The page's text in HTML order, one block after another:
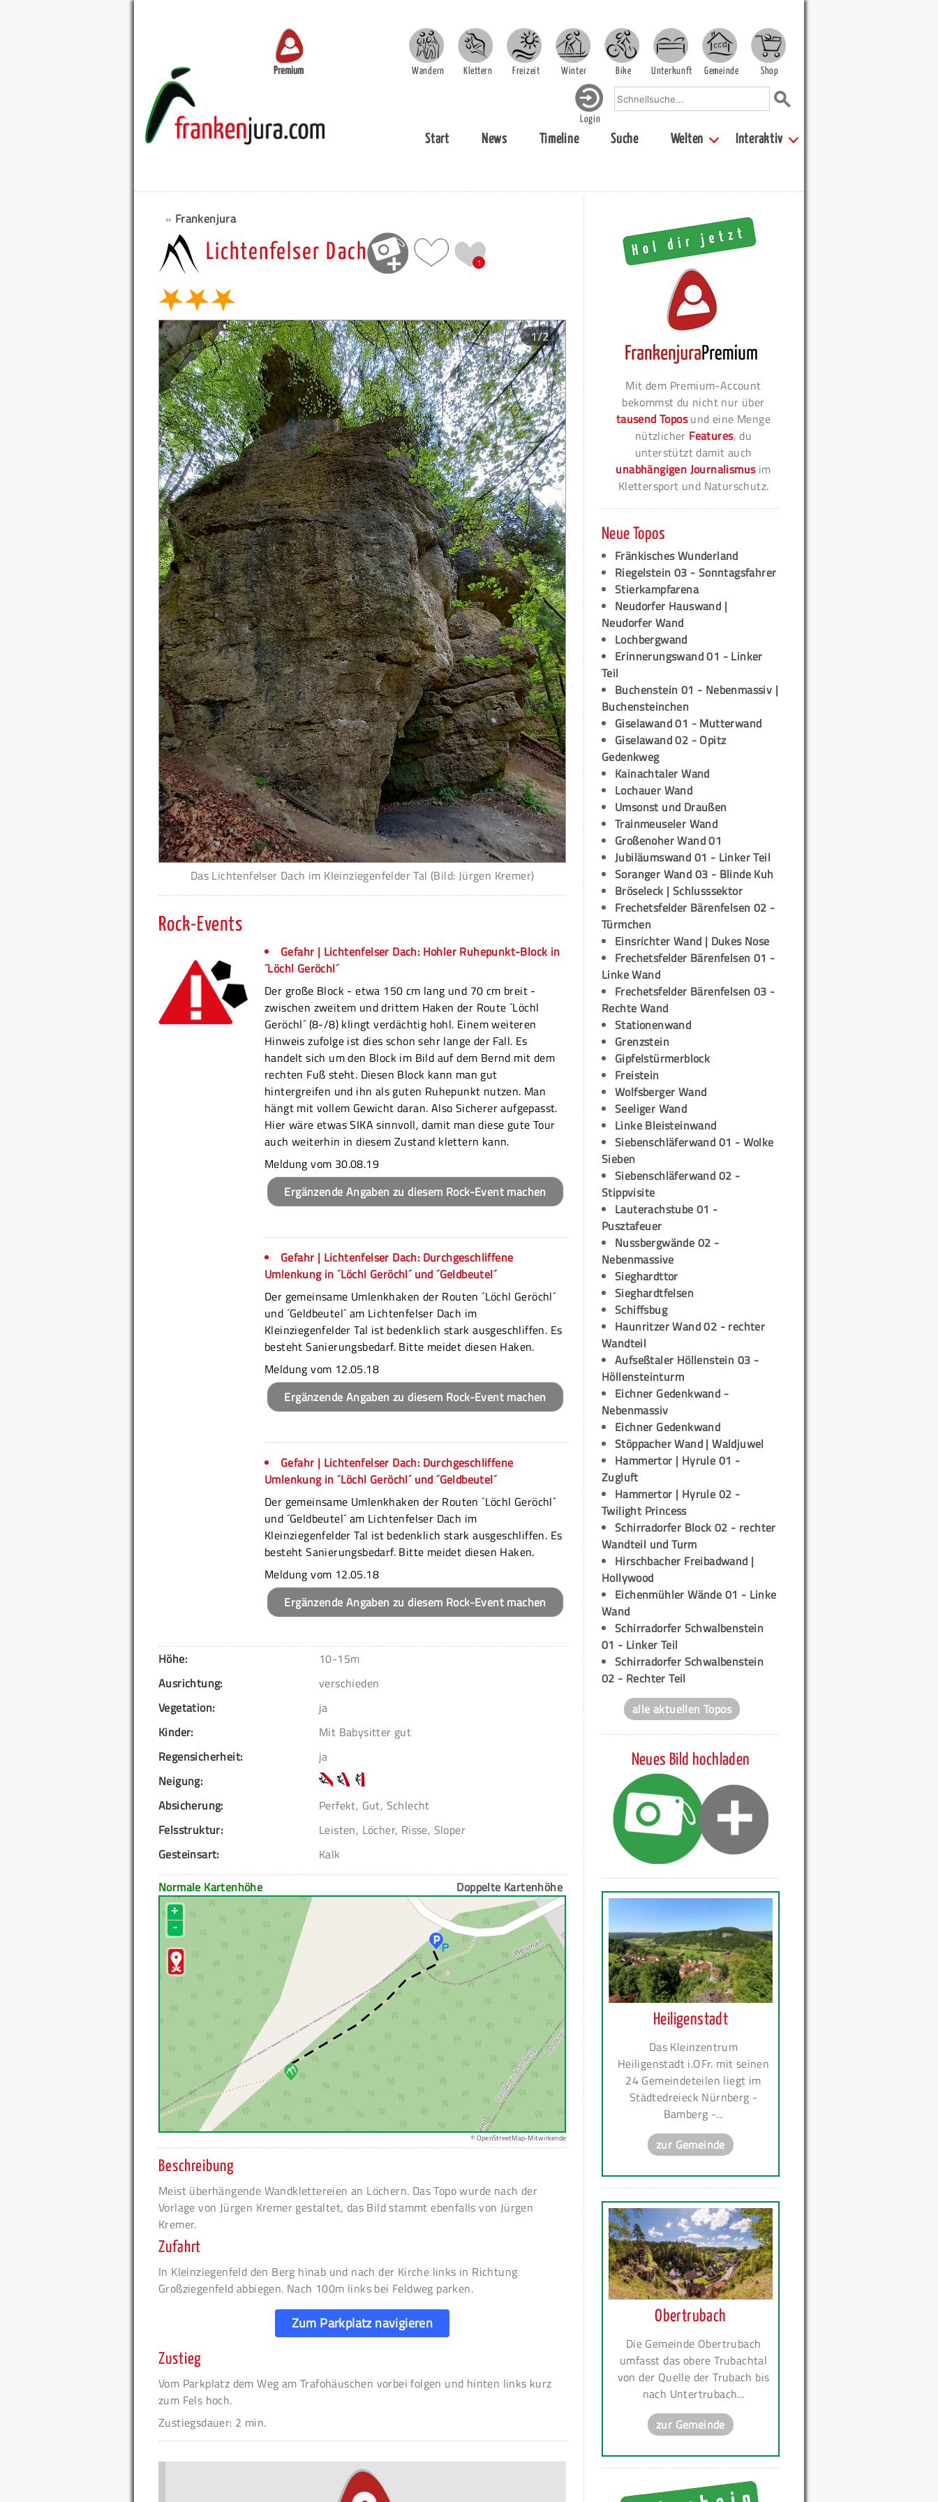
Premium Wandern Klettern Freizeit Winter Bike Unterkunft Gemeinde Shop
Login
Start News Timeline Suche Welten Interaktiv
» Frankenjura
Lichtenfelser Dach 1
1/2
Das Lichtenfelser Dach im Kleinziegenfelder Tal (Bild: Jürgen Kremer)
Rock-Events
Gefahr | Lichtenfelser Dach: Hohler Ruhepunkt-Block in
´Löchl Geröchl´
Der große Block - etwa 150 cm lang und 70 cm breit -
zwischen zweitem und drittem Haken der Route ´Löchl
Geröchl´ (8-/8) klingt verdächtig hohl. Einem weiteren
Hinweis zufolge ist dies schon sehr lange der Fall. Es
handelt sich um den Block im Bild auf dem Bernd mit dem
rechten Fuß steht. Diesen Block kann man gut
hintergreifen und ihn als guten Ruhepunkt nutzen. Man
hängt mit vollem Gewicht daran. Also Sicherer aufgepasst.
Hier wäre etwas SIKA sinnvoll, damit man diese gute Tour
auch weiterhin in diesem Zustand klettern kann.
Meldung vom 30.08.19
Ergänzende Angaben zu diesem Rock-Event machen
Gefahr | Lichtenfelser Dach: Durchgeschliffene
Umlenkung in ´Löchl Geröchl´ und ´Geldbeutel´
Der gemeinsame Umlenkhaken der Routen ´Löchl Geröchl´
und ´Geldbeutel´ am Lichtenfelser Dach im
Kleinziegenfelder Tal ist bedenklich stark ausgeschliffen. Es
besteht Sanierungsbedarf. Bitte meidet diesen Haken.
Meldung vom 12.05.18
Ergänzende Angaben zu diesem Rock-Event machen
Gefahr | Lichtenfelser Dach: Durchgeschliffene
Umlenkung in ´Löchl Geröchl´ und ´Geldbeutel´
Der gemeinsame Umlenkhaken der Routen ´Löchl Geröchl´
und ´Geldbeutel´ am Lichtenfelser Dach im
Kleinziegenfelder Tal ist bedenklich stark ausgeschliffen. Es
besteht Sanierungsbedarf. Bitte meidet diesen Haken.
Meldung vom 12.05.18
Ergänzende Angaben zu diesem Rock-Event machen
Höhe:
10-15m
Ausrichtung:
verschieden
Vegetation:
ja
Kinder:
Mit Babysitter gut
Regensicherheit:
ja
Neigung:
Absicherung:
Perfekt, Gut, Schlecht
Felsstruktur:
Leisten, Löcher, Risse, Sloper
Gesteinsart:
Kalk
Normale Kartenhöhe
Doppelte Kartenhöhe
+
-
© OpenStreetMap-Mitwirkende
Beschreibung
Meist überhängende Wandklettereien an Löchern. Das Topo wurde nach der
Vorlage von Jürgen Kremer gestaltet, das Bild stammt ebenfalls von Jürgen
Kremer.
Zufahrt
In Kleinziegenfeld den Berg hinab und nach der Kirche links in Richtung
Großziegenfeld abbiegen. Nach 100m links bei Feldweg parken.
Zum Parkplatz navigieren
Zustieg
Vom Parkplatz dem Weg am Trafohäuschen vorbei folgen und hinten links kurz
zum Fels hoch.
Zustiegsdauer: 2 min.
Mit dem Premium-Account
bekommst du nicht nur über
tausend Toposund eine Menge
nützlicher Features, du
unterstützt damit auch
unabhängigen Journalismusim
Klettersport und Naturschutz.
Neue Topos
Fränkisches Wunderland
Riegelstein 03 - Sonntagsfahrer
Stierkampfarena
Neudorfer Hauswand |
Neudorfer Wand
Lochbergwand
Erinnerungswand 01 - Linker
Teil
Buchenstein 01 - Nebenmassiv |
Buchensteinchen
Giselawand 01 - Mutterwand
Giselawand 02 - Opitz
Gedenkweg
Kainachtaler Wand
Lochauer Wand
Umsonst und Draußen
Trainmeuseler Wand
Großenoher Wand 01
Jubiläumswand 01 - Linker Teil
Soranger Wand 03 - Blinde Kuh
Bröseleck | Schlusssektor
Frechetsfelder Bärenfelsen 02 -
Türmchen
Einsrichter Wand | Dukes Nose
Frechetsfelder Bärenfelsen 01 -
Linke Wand
Frechetsfelder Bärenfelsen 03 -
Rechte Wand
Stationenwand
Grenzstein
Gipfelstürmerblock
Freistein
Wolfsberger Wand
Seeliger Wand
Linke Bleisteinwand
Siebenschläferwand 01 - Wolke
Sieben
Siebenschläferwand 02 -
Stippvisite
Lauterachstube 01 -
Pusztafeuer
Nussbergwände 02 -
Nebenmassive
Sieghardttor
Sieghardtfelsen
Schiffsbug
Haunritzer Wand 02 - rechter
Wandteil
Aufseßtaler Höllenstein 03 -
Höllensteinturm
Eichner Gedenkwand -
Nebenmassiv
Eichner Gedenkwand
Stöppacher Wand | Waldjuwel
Hammertor | Hyrule 01 -
Zugluft
Hammertor | Hyrule 02 -
Twilight Princess
Schirradorfer Block 02 - rechter
Wandteil und Turm
Hirschbacher Freibadwand |
Hollywood
Eichenmühler Wände 01 - Linke
Wand
Schirradorfer Schwalbenstein
01 - Linker Teil
Schirradorfer Schwalbenstein
02 - Rechter Teil
alle aktuellen Topos
Neues Bild hochladen
Heiligenstadt
Das Kleinzentrum
Heiligenstadt i.OFr. mit seinen
24 Gemeindeteilen liegt im
Städtedreieck Nürnberg -
Bamberg -...
zur Gemeinde
Obertrubach
Die Gemeinde Obertrubach
umfasst das obere Trubachtal
von der Quelle der Trubach bis
nach Untertrubach...
zur Gemeinde